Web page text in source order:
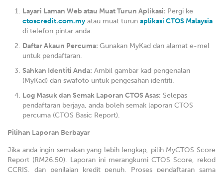
Layari Laman Web atau Muat Turun Aplikasi: Pergi ke
ctoscredit.com.my atau muat turun aplikasi CTOS Malaysia
di telefon pintar anda.
Daftar Akaun Percuma: Gunakan MyKad dan alamat e-mel
untuk pendaftaran.
Sahkan Identiti Anda: Ambil gambar kad pengenalan
(MyKad) dan swafoto untuk pengesahan identiti.
Log Masuk dan Semak Laporan CTOS Asas: Selepas
pendaftaran berjaya, anda boleh semak laporan CTOS
percuma (CTOS Basic Report).
Pilihan Laporan Berbayar
Jika anda ingin semakan yang lebih lengkap, pilih MyCTOS Score
Report (RM26.50). Laporan ini merangkumi CTOS Score, rekod
CCRIS, dan penilaian kredit penuh. Proses pendaftaran sama